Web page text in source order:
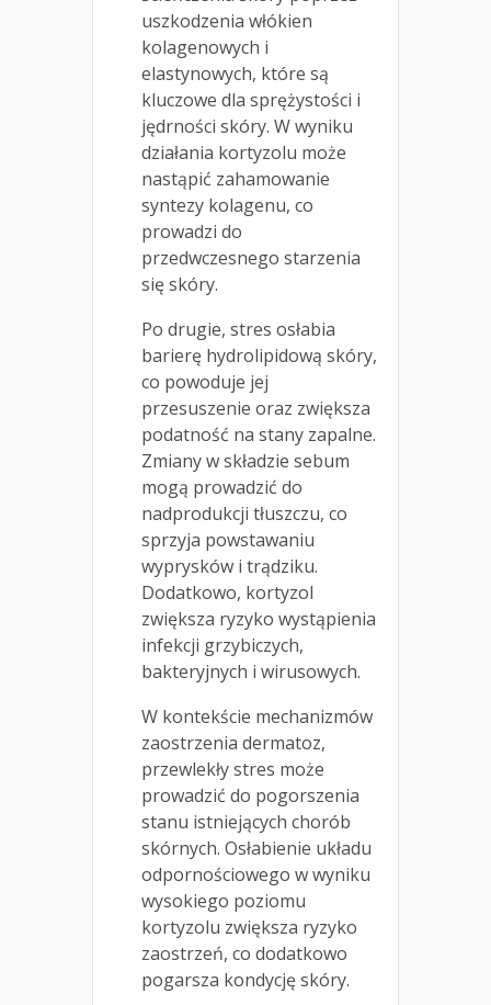
uszkodzenia włókien
kolagenowych i
elastynowych, które są
kluczowe dla sprężystości i
jędrności skóry. W wyniku
działania kortyzolu może
nastąpić zahamowanie
syntezy kolagenu, co
prowadzi do
przedwczesnego starzenia
się skóry.
Po drugie, stres osłabia
barierę hydrolipidową skóry,
co powoduje jej
przesuszenie oraz zwiększa
podatność na stany zapalne.
Zmiany w składzie sebum
mogą prowadzić do
nadprodukcji tłuszczu, co
sprzyja powstawaniu
wyprysków i trądziku.
Dodatkowo, kortyzol
zwiększa ryzyko wystąpienia
infekcji grzybiczych,
bakteryjnych i wirusowych.
W kontekście mechanizmów
zaostrzenia dermatoz,
przewlekły stres może
prowadzić do pogorszenia
stanu istniejących chorób
skórnych. Osłabienie układu
odpornościowego w wyniku
wysokiego poziomu
kortyzolu zwiększa ryzyko
zaostrzeń, co dodatkowo
pogarsza kondycję skóry.